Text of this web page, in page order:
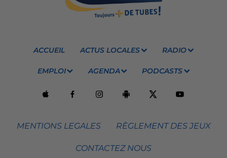
ACCUEIL ACTUS LOCALES RADIO
EMPLOI AGENDA PODCASTS
MENTIONS LEGALES RÈGLEMENT DES JEUX
CONTACTEZ NOUS